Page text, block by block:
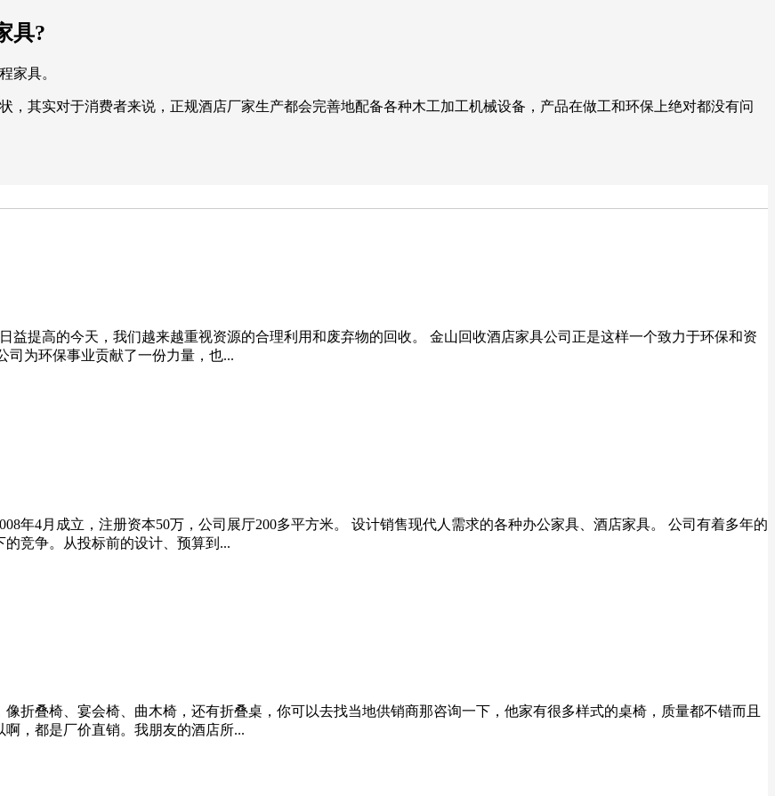
具?
家具。
其实对于消费者来说，正规酒店厂家生产都会完善地配备各种木工加工机械设备，产品在做工和环保上绝对都没有问
益提高的今天，我们越来越重视资源的合理利用和废弃物的回收。 金山回收酒店家具公司正是这样一个致力于环保和资
司为环保事业贡献了一份力量，也...
年4月成立，注册资本50万，公司展厅200多平方米。 设计销售现代人需求的各种办公家具、酒店家具。 公司有着多年的
竞争。从投标前的设计、预算到...
折叠椅、宴会椅、曲木椅，还有折叠桌，你可以去找当地供销商那咨询一下，他家有很多样式的桌椅，质量都不错而且
，都是厂价直销。我朋友的酒店所...